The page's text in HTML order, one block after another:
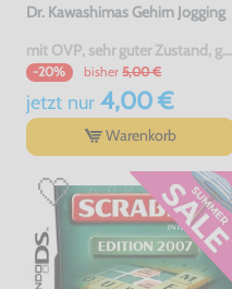
Dr. Kawashimas Gehirn Jogging
mit OVP, sehr guter Zustand, gebraucht
-20% bisher 5,00 €
jetzt nur4,00 €
Warenkorb